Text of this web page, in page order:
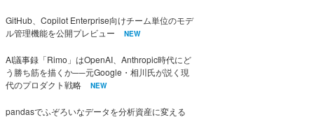
GitHub、Copilot Enterprise向けチーム単位のモデ
ル管理機能を公開プレビュー
NEW
AI議事録「Rimo」はOpenAI、Anthropic時代にど
う勝ち筋を描くか──元Google・相川氏が説く現
代のプロダクト戦略
NEW
pandasでふぞろいなデータを分析資産に変える